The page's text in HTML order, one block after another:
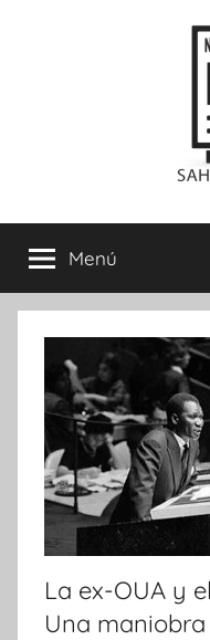
Sahara
Noticias
Menú
La ex-OUA y
Una